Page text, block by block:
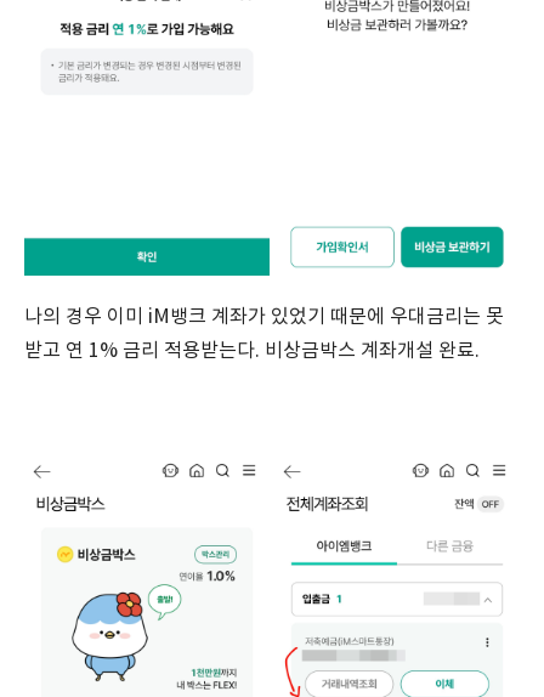
나의 경우 이미 iM뱅크 계좌가 있었기 때문에 우대금리는 못
받고 연 1% 금리 적용받는다. 비상금박스 계좌개설 완료.